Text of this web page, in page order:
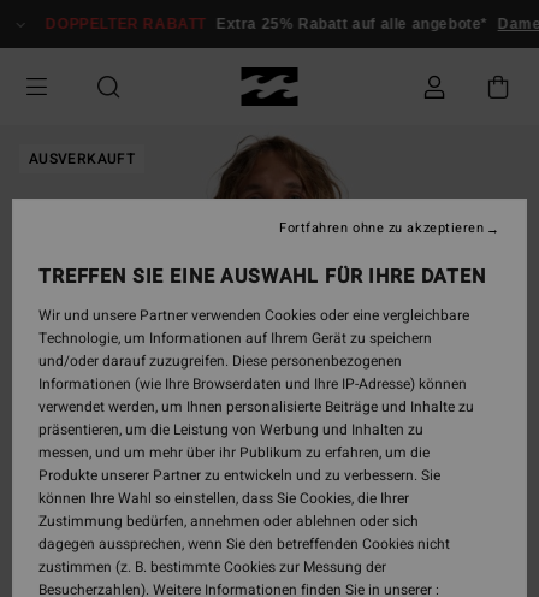
zur
springen
DOPPELTER RABATT Extra 25% Rabatt auf alle angebote*
AUSVERKAUFT
TREFFEN SIE EINE AUSWAHL FÜR IHRE DATEN
Wir und unsere Partner verwenden Cookies oder eine vergleichbare
Technologie, um Informationen auf Ihrem Gerät zu speichern
und/oder darauf zuzugreifen. Diese personenbezogenen
Informationen (wie Ihre Browserdaten und Ihre IP-Adresse) können
verwendet werden, um Ihnen personalisierte Beiträge und Inhalte zu
präsentieren, um die Leistung von Werbung und Inhalten zu
messen, und um mehr über ihr Publikum zu erfahren, um die
Produkte unserer Partner zu entwickeln und zu verbessern. Sie
können Ihre Wahl so einstellen, dass Sie Cookies, die Ihrer
Zustimmung bedürfen, annehmen oder ablehnen oder sich
dagegen aussprechen, wenn Sie den betreffenden Cookies nicht
zustimmen (z. B. bestimmte Cookies zur Messung der
Besucherzahlen). Weitere Informationen finden Sie in unserer :
Fortfahren ohne zu akzeptieren